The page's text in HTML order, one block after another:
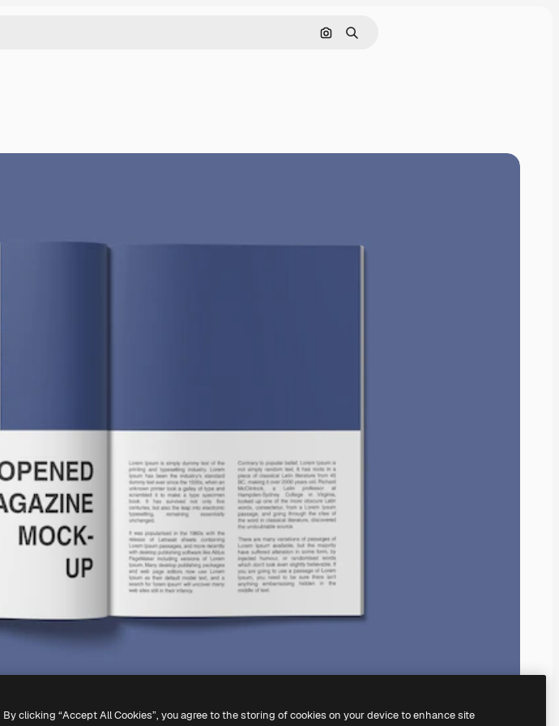
Buscar por imagen
Buscar
By clicking “Accept All Cookies”, you agree to the storing of cookies on your device to enhance site